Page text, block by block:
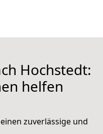
Hochstedt:
helfen
zuverlässige und